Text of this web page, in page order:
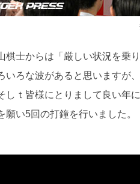
棋士からは「厳しい状況を乗
いろな波があると思いますが
しｔ皆様にとりまして良い年
願い5回の打鐘を行いました。